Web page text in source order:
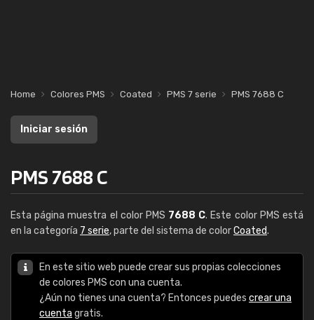
Home Colores PMS Coated PMS 7 serie PMS 7688 C
Iniciar sesión
PMS 7688 C
Esta página muestra el color PMS 7688 C. Este color PMS está
en la categoría 7 serie, parte del sistema de colorCoated.
En este sitio web puede crear sus propias colecciones
de colores PMS con una cuenta.
¿Aún no tienes una cuenta? Entonces puedes crear una
cuenta gratis.